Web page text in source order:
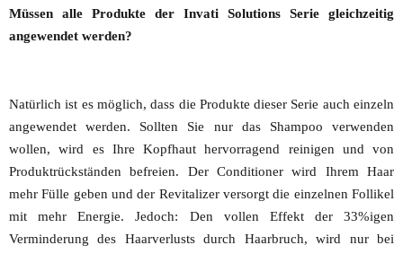
Müssen alle Produkte der Invati Solutions Serie gleichzeitig
angewendet werden?
Natürlich ist es möglich, dass die Produkte dieser Serie auch einzeln
angewendet werden. Sollten Sie nur das Shampoo verwenden
wollen, wird es Ihre Kopfhaut hervorragend reinigen und von
Produktrückständen befreien. Der Conditioner wird Ihrem Haar
mehr Fülle geben und der Revitalizer versorgt die einzelnen Follikel
mit mehr Energie. Jedoch: Den vollen Effekt der 33%igen
Verminderung des Haarverlusts durch Haarbruch, wird nur bei